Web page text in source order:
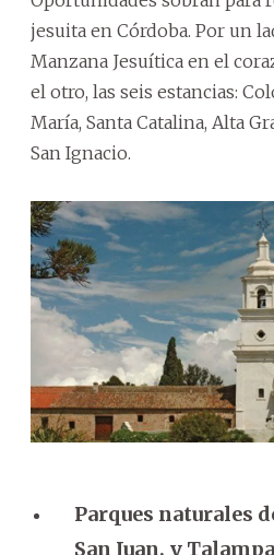
jesuita en Córdoba. Por un
Manzana Jesuítica en el
el otro, las seis estancias:
María, Santa Catalina, Alta
San Ignacio.
Parques naturales
San Juan, y